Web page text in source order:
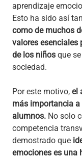
aprendizaje
Esto ha sido así
como de muchos
valores esenciales
de los niños que
sociedad.
Por este motivo, el
más importancia
alumnos. No solo
competencia
demostrado que
emociones es una